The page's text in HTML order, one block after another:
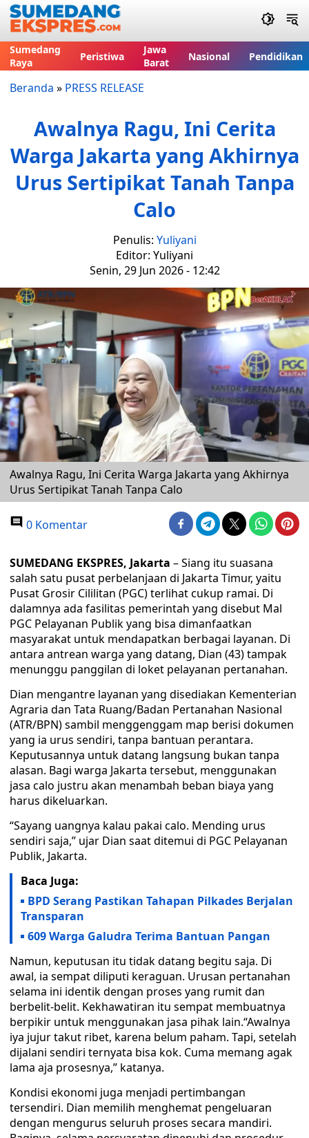
Sumedang
Raya
Peristiwa
Jawa
Barat
Nasional Pendidikan
Beranda » PRESS RELEASE
Awalnya Ragu, Ini Cerita
Warga Jakarta yang Akhirnya
Urus Sertipikat Tanah Tanpa
Calo
Penulis: Yuliyani
Editor: Yuliyani
Senin, 29 Jun 2026 - 12:42
Awalnya Ragu, Ini Cerita Warga Jakarta yang Akhirnya
Urus Sertipikat Tanah Tanpa Calo
0 Komentar
SUMEDANG EKSPRES, Jakarta – Siang itu suasana
salah satu pusat perbelanjaan di Jakarta Timur, yaitu
Pusat Grosir Cililitan (PGC) terlihat cukup ramai. Di
dalamnya ada fasilitas pemerintah yang disebut Mal
PGC Pelayanan Publik yang bisa dimanfaatkan
masyarakat untuk mendapatkan berbagai layanan. Di
antara antrean warga yang datang, Dian (43) tampak
menunggu panggilan di loket pelayanan pertanahan.
Dian mengantre layanan yang disediakan Kementerian
Agraria dan Tata Ruang/Badan Pertanahan Nasional
(ATR/BPN) sambil menggenggam map berisi dokumen
yang ia urus sendiri, tanpa bantuan perantara.
Keputusannya untuk datang langsung bukan tanpa
alasan. Bagi warga Jakarta tersebut, menggunakan
jasa calo justru akan menambah beban biaya yang
harus dikeluarkan.
“Sayang uangnya kalau pakai calo. Mending urus
sendiri saja,” ujar Dian saat ditemui di PGC Pelayanan
Publik, Jakarta.
Baca Juga:
BPD Serang Pastikan Tahapan Pilkades Berjalan
Transparan
609 Warga Galudra Terima Bantuan Pangan
Namun, keputusan itu tidak datang begitu saja. Di
awal, ia sempat diliputi keraguan. Urusan pertanahan
selama ini identik dengan proses yang rumit dan
berbelit-belit. Kekhawatiran itu sempat membuatnya
berpikir untuk menggunakan jasa pihak lain.“Awalnya
iya jujur takut ribet, karena belum paham. Tapi, setelah
dijalani sendiri ternyata bisa kok. Cuma memang agak
lama aja prosesnya,” katanya.
Kondisi ekonomi juga menjadi pertimbangan
tersendiri. Dian memilih menghemat pengeluaran
dengan mengurus seluruh proses secara mandiri.